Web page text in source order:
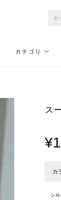
カテゴリ
ス
カ
シ